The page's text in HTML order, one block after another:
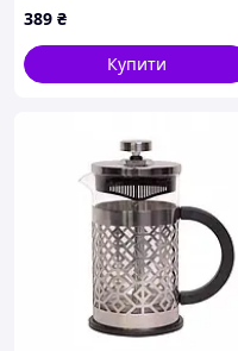
389 ₴
Купити